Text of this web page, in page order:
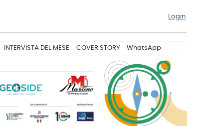
Login
INTERVISTA DEL MESE COVER STORY WhatsApp